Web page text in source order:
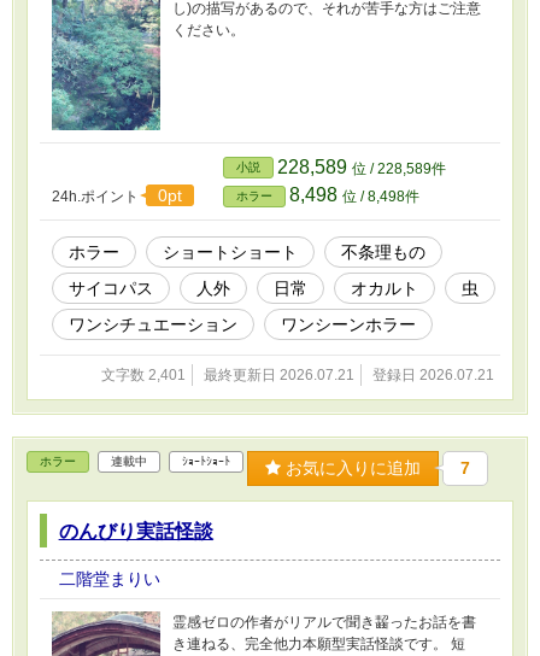
し)の描写があるので、それが苦手な方はご注意
ください。
24h.ポイント 0pt
小説 228,589 位 / 228,589件
ホラー 8,498 位 / 8,498件
ホラー ショートショート
不条理もの
サイコパス
人外 日常 オカルト
虫
ワンシチュエーション
ワンシーンホラー
文字数 2,401 最終更新日 2026.07.21 登録日 2026.07.21
ホラー 連載中 ｼｮｰﾄｼｮｰﾄ お気に入りに追加 7
のんびり実話怪談
二階堂まりい
霊感ゼロの作者がリアルで聞き齧ったお話を書
き連ねる、完全他力本願型実話怪談です。 短